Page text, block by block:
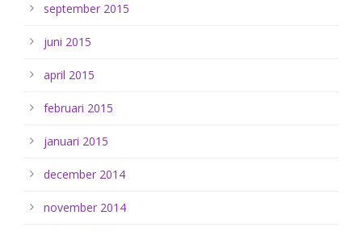
september 2015
juni 2015
april 2015
februari 2015
januari 2015
december 2014
november 2014